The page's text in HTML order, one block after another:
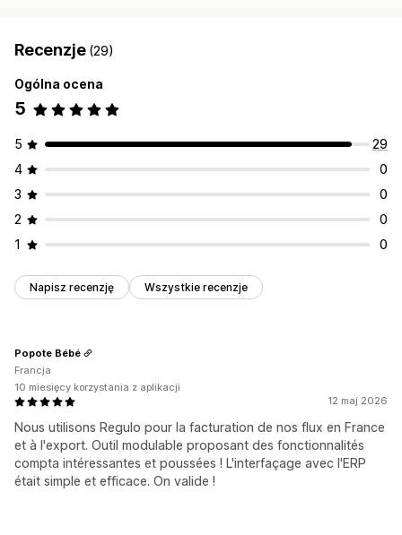
Recenzje (29)
Ogólna ocena
5
5
29
4
0
3
0
2
0
1
0
Napisz recenzję Wszystkie recenzje
12 maj 2026
Nous utilisons Regulo pour la facturation de nos flux en France
et à l'export. Outil modulable proposant des fonctionnalités
compta intéressantes et poussées ! L'interfaçage avec l'ERP
était simple et efficace. On valide !
Popote Bébé
Francja
10 miesięcy korzystania z aplikacji